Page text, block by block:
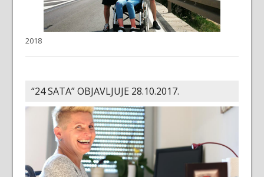
2018
“24 SATA” OBJAVLJUJE 28.10.2017.